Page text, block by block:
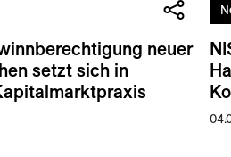
neuer
setzt sich in